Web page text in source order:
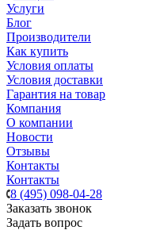
Услуги
Блог
Производители
Как купить
Условия оплаты
Условия доставки
Гарантия на товар
Компания
О компании
Новости
Отзывы
Контакты
Контакты
8 (495) 098-04-28
Заказать звонок
Задать вопрос